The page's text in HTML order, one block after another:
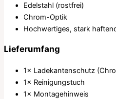
Edelstahl (rostfrei)
Chrom-Optik
Hochwertiges, stark
Lieferumfang
1× Ladekantenschutz
1× Reinigungstuch
1× Montagehinweis